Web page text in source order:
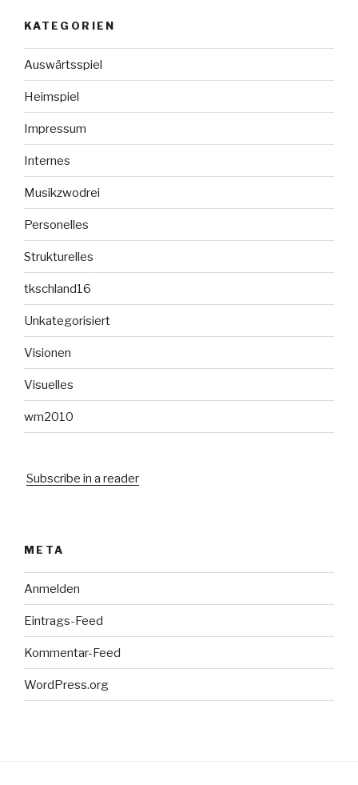
KATEGORIEN
Auswärtsspiel
Heimspiel
Impressum
Internes
Musikzwodrei
Personelles
Strukturelles
tkschland16
Unkategorisiert
Visionen
Visuelles
wm2010
Subscribe in a reader
META
Anmelden
Eintrags-Feed
Kommentar-Feed
WordPress.org